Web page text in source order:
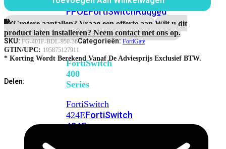
FPOEFortiSwitchRugged
216F-
POE
FortiSwitch
400
Series
FortiSwitch
424EFortiSwitch
424E-
Maanden
Unified
Threat
Protection
aantal
Grotere aantallen? Vraag een offerte aan.Wilt u dit
product laten installeren? Neem contact met ons op.
SKU:FG-401F-BDL-950-36Categorieën:FortiGate
GTIN/UPC: 195875127911
* Korting Wordt Berekend Vanaf De Adviesprijs Exclusief BTW.
Delen: